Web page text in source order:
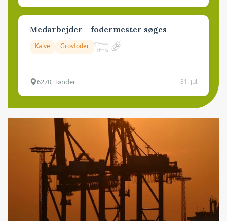
Medarbejder - fodermester søges
Kalve Grovfoder
6270, Tønder 31. jul.